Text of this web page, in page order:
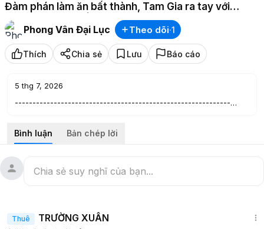
Đàm phán làm ăn bất thành, Tam Gia ra tay với
Giang Tâm Bạch |Nhan Tâm Ký
Phong Vân Đại Lục
Theo dõi·1
Thích Chia sẻ Lưu Báo cáo
5 thg 7, 2026
-------------------------------------------------------------
© Bản quyền thuộc về TKL
Bình luận Bản chép lời
Thuê TRƯỜNG XUÂN